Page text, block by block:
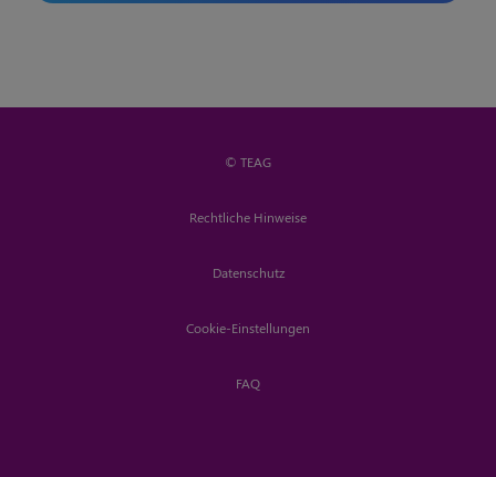
© TEAG
Rechtliche Hinweise
Datenschutz
Cookie-Einstellungen
FAQ